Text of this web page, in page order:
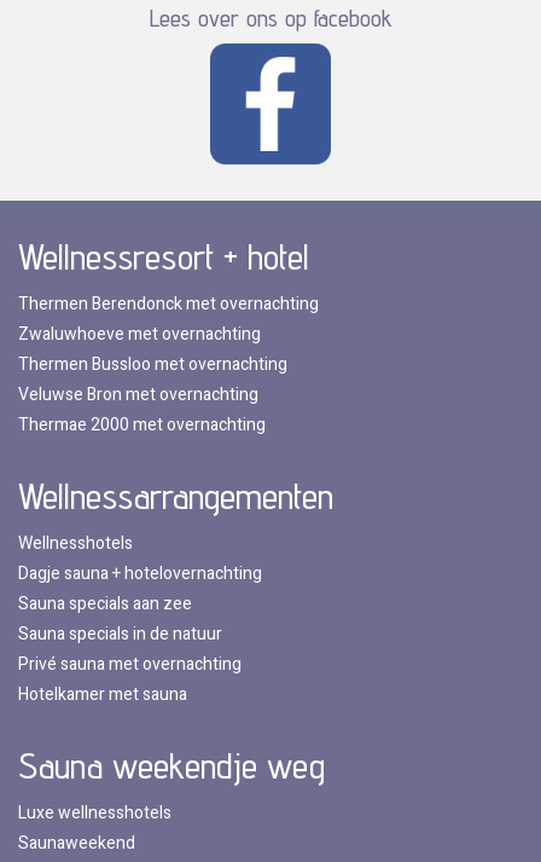
Lees over ons op facebook
Wellnessresort + hotel
Thermen Berendonck met overnachting
Zwaluwhoeve met overnachting
Thermen Bussloo met overnachting
Veluwse Bron met overnachting
Thermae 2000 met overnachting
Wellnessarrangementen
Wellnesshotels
Dagje sauna + hotelovernachting
Sauna specials aan zee
Sauna specials in de natuur
Privé sauna met overnachting
Hotelkamer met sauna
Sauna weekendje weg
Luxe wellnesshotels
Saunaweekend